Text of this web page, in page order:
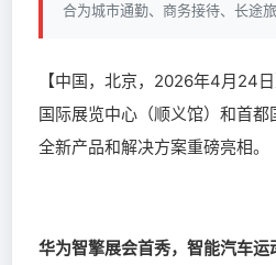
合为城市通勤、商务接待、长途
【中国，北京，2026年4月24
国际展览中心（顺义馆）和首
全新产品和解决方案重磅亮相。
华为智擎展会首秀，智能汽车